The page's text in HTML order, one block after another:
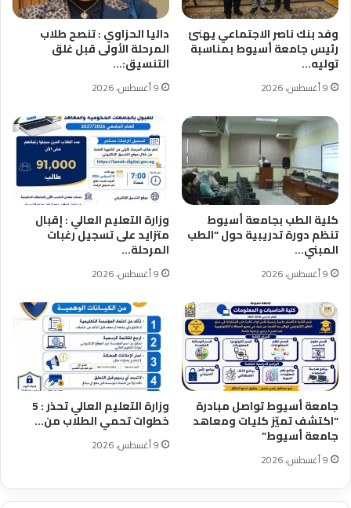
وفد بنك ناصر الاجتماعي يهنئ
رئيس جامعة أسيوط بمناسبة
توليه…
9 أغسطس، 2026
داليا الحزاوي : تنصح طلاب
المرحلة الأولى قبل غلق
التنسيق:…
9 أغسطس، 2026
كلية الطب بجامعة أسيوط
تنظم دورة تدريبية حول “الطب
المبني…
9 أغسطس، 2026
وزارة التعليم العالي : إقبال
متزايد على تسجيل رغبات
المرحلة…
9 أغسطس، 2026
جامعة أسيوط تواصل مبادرة
“اكتشف تميّز كليات ومعاهد
جامعة أسيوط”
9 أغسطس، 2026
وزارة التعليم العالي تحذر : 5
خطوات تحمي الطلاب من…
9 أغسطس، 2026